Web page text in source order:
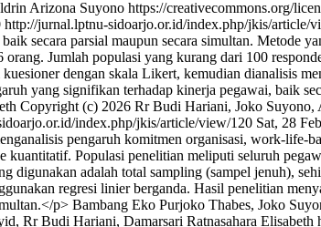
Arizona Suyono https://creativecommons.org/
http://jurnal.lptnu-sidoarjo.or.id/index.php/jkis/article/
secara parsial maupun secara simultan. Metode
Jumlah populasi yang kurang dari 100
dengan skala Likert, kemudian dianalisis
yang signifikan terhadap kinerja pegawai, baik
Copyright (c) 2026 Rr Budi Hariani, Joko Suyono,
index.php/jkis/article/view/120 Sat, 28
pengaruh komitmen organisasi, work-life-
Populasi penelitian meliputi seluruh
adalah total sampling (sampel jenuh),
regresi linier berganda. Hasil penelitian
p> Bambang Eko Purjoko Thabes, Joko
Rr Budi Hariani, Damarsari Ratnasahara Elisabeth